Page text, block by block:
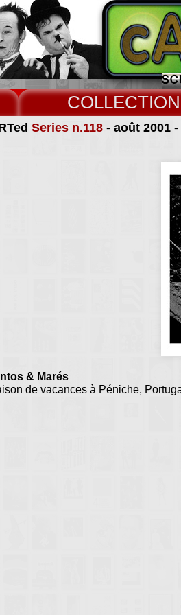
COLLECT
Series n.118- août 2001 -
& Marés
de vacances à Péniche,